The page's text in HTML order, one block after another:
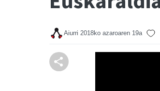
Aiurri 2018ko azaroaren 19a